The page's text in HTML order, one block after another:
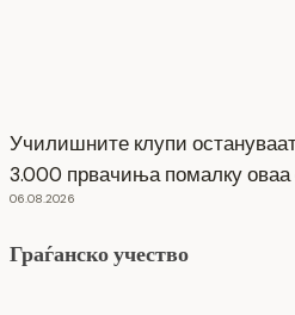
Училишните клупи
3.000 првачиња помалку оваа
06.08.2026
Граѓанско учество